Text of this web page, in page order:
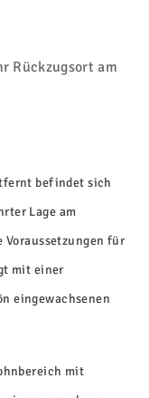
Rückzugsort am
befindet sich
Lage am
Voraussetzungen für
mit einer
eingewachsenen
mit